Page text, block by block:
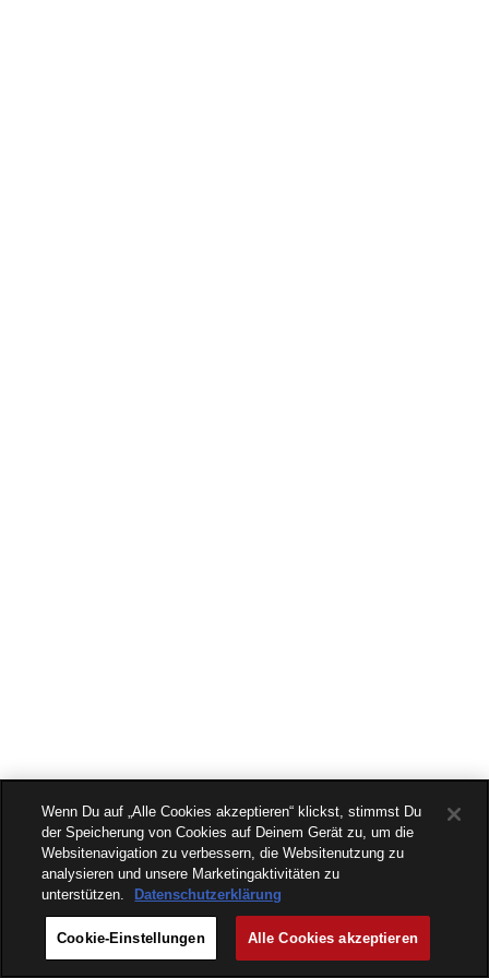
Wenn Du auf „Alle Cookies akzeptieren“ klickst, stimmst Du
der Speicherung von Cookies auf Deinem Gerät zu, um die
Websitenavigation zu verbessern, die Websitenutzung zu
analysieren und unsere Marketingaktivitäten zu
unterstützen.
Datenschutzerklärung
Cookie-Einstellungen Alle Cookies akzeptieren